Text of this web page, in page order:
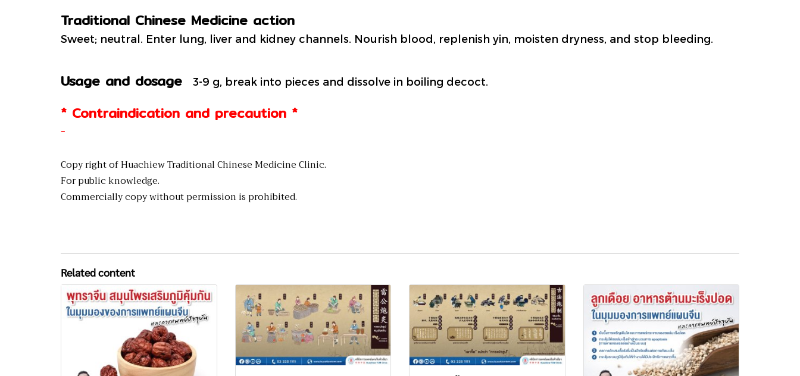
Traditional Chinese Medicine action
Sweet; neutral. Enter lung, liver and kidney channels. Nourish blood, replenish yin, moisten dryness, and stop bleeding.
Usage and dosage 3-9 g, break into pieces and dissolve in boiling decoct.
* Contraindication and precaution *
-
Copy right of Huachiew Traditional Chinese Medicine Clinic.
For public knowledge.
Commercially copy without permission is prohibited.
Related content